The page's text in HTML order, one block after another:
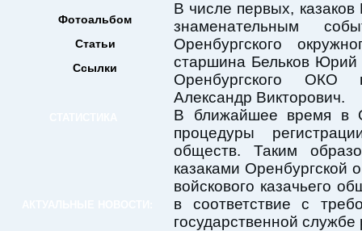
Фотоальбом
Статьи
Ссылки
В числе первых,
знаменательным
Оренбургского
старшина Бельков Юрий
Оренбургского ОКО
Александр Викторович.
В ближайшее время в
процедуры
обществ. Таким
казаками Оренбургской
войскового казачьего
в соответствие с
государственной